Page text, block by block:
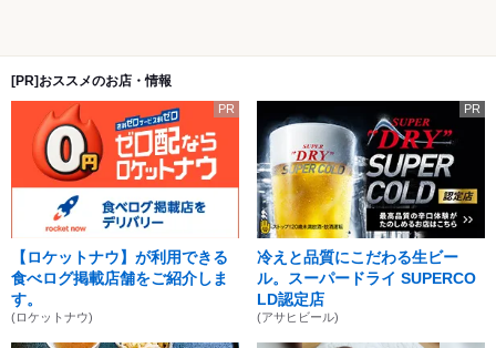
[PR]おススメのお店・情報
PR
【ロケットナウ】が利用できる
食べログ掲載店舗をご紹介しま
す。
(ロケットナウ)
PR
冷えと品質にこだわる生ビー
ル。スーパードライ SUPERCO
LD認定店
(アサヒビール)